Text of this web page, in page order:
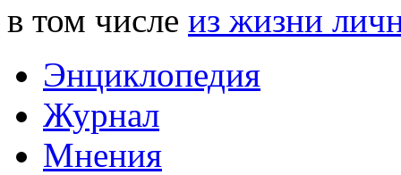
в том числе из жизни
Энциклопедия
Журнал
Мнения